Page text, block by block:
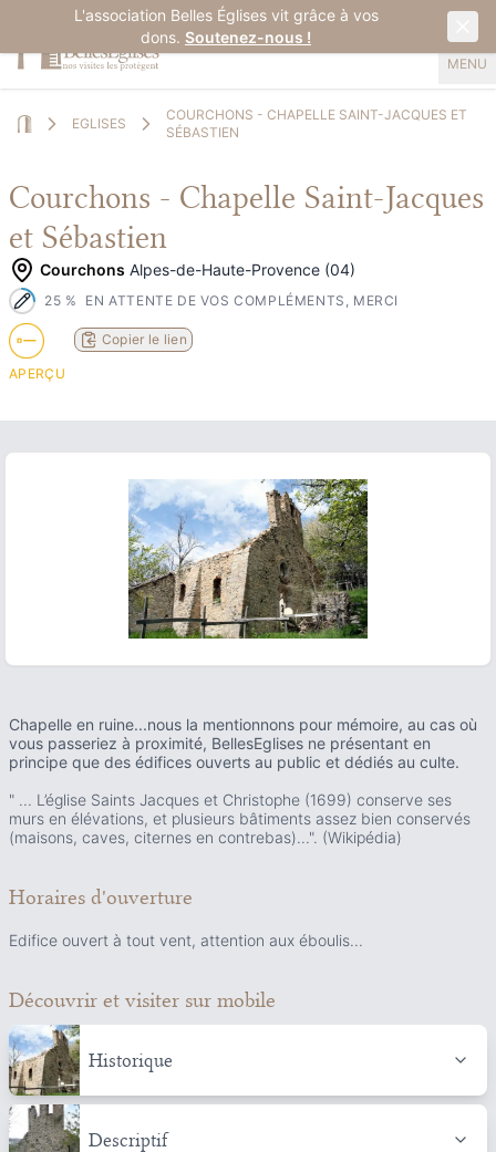
L'association Belles Églises vit grâce à vos
dons. Soutenez-nous !
MENU
EGLISES
COURCHONS - CHAPELLE SAINT-JACQUES ET
SÉBASTIEN
Courchons - Chapelle Saint-Jacques
et Sébastien
Courchons Alpes-de-Haute-Provence (04)
25 % EN ATTENTE DE VOS COMPLÉMENTS, MERCI
APERÇU
Copier le lien
Chapelle en ruine...nous la mentionnons pour mémoire, au cas où
vous passeriez à proximité, BellesEglises ne présentant en
principe que des édifices ouverts au public et dédiés au culte.
" ... L’église Saints Jacques et Christophe (1699) conserve ses
murs en élévations, et plusieurs bâtiments assez bien conservés
(maisons, caves, citernes en contrebas)...". (Wikipédia)
Horaires d'ouverture
Edifice ouvert à tout vent, attention aux éboulis...
Découvrir et visiter sur mobile
Historique
Descriptif